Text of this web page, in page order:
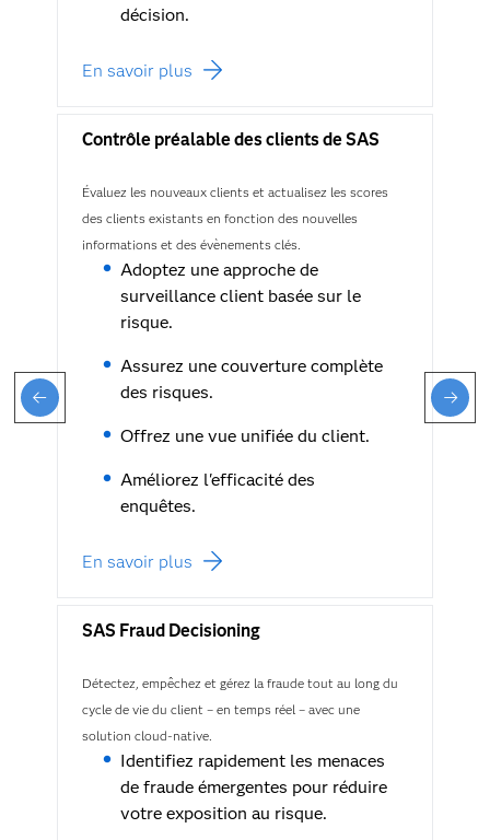
décision.
En savoir plus
Contrôle préalable des clients de SAS
Évaluez les nouveaux clients et actualisez les scores
des clients existants en fonction des nouvelles
informations et des évènements clés.
Adoptez une approche de
surveillance client basée sur le
risque.
Assurez une couverture complète
des risques.
Offrez une vue unifiée du client.
Améliorez l'efficacité des
enquêtes.
En savoir plus
SAS Fraud Decisioning
Détectez, empêchez et gérez la fraude tout au long du
cycle de vie du client – en temps réel – avec une
solution cloud-native.
Identifiez rapidement les menaces
de fraude émergentes pour réduire
votre exposition au risque.